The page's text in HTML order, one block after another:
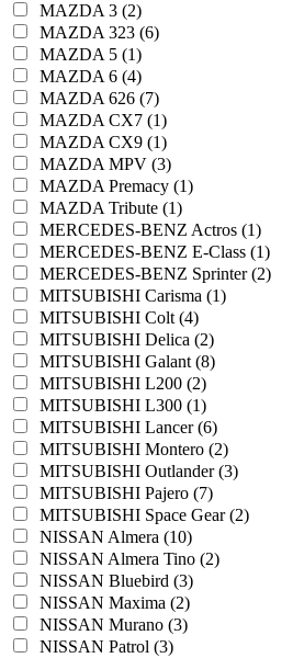
MAZDA 3 (2)
MAZDA 323 (6)
MAZDA 5 (1)
MAZDA 6 (4)
MAZDA 626 (7)
MAZDA CX7 (1)
MAZDA CX9 (1)
MAZDA MPV (3)
MAZDA Premacy (1)
MAZDA Tribute (1)
MERCEDES-BENZ Actros (1)
MERCEDES-BENZ E-Class (1)
MERCEDES-BENZ Sprinter (2)
MITSUBISHI Carisma (1)
MITSUBISHI Colt (4)
MITSUBISHI Delica (2)
MITSUBISHI Galant (8)
MITSUBISHI L200 (2)
MITSUBISHI L300 (1)
MITSUBISHI Lancer (6)
MITSUBISHI Montero (2)
MITSUBISHI Outlander (3)
MITSUBISHI Pajero (7)
MITSUBISHI Space Gear (2)
NISSAN Almera (10)
NISSAN Almera Tino (2)
NISSAN Bluebird (3)
NISSAN Maxima (2)
NISSAN Murano (3)
NISSAN Patrol (3)